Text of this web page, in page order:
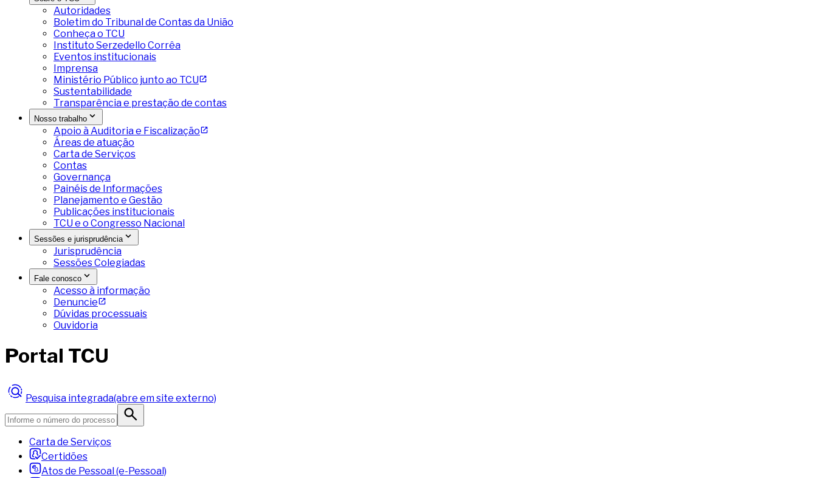
Autoridades
Boletim do Tribunal de Contas da União
Conheça o TCU
Instituto Serzedello Corrêa
Eventos institucionais
Imprensa
Ministério Público junto ao TCU
Sustentabilidade
Transparência e prestação de contas
Nosso trabalho
Apoio à Auditoria e Fiscalização
Áreas de atuação
Carta de Serviços
Contas
Governança
Painéis de Informações
Planejamento e Gestão
Publicações institucionais
TCU e o Congresso Nacional
Sessões e jurisprudência
Jurisprudência
Sessões Colegiadas
Fale conosco
Acesso à informação
Denuncie
Dúvidas processuais
Ouvidoria
Portal TCU
Pesquisa integrada(abre em site externo)
Carta de Serviços
Certidões
Atos de Pessoal (e-Pessoal)